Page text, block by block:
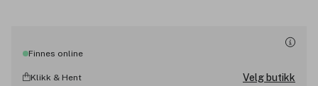
Finnes online
Klikk & Hent Velg butikk